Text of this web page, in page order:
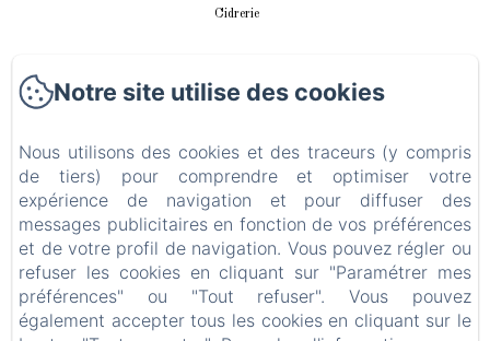
Cidrerie
Instalación fotovoltaica
Politique de confidentialité
Informations légales
Informations sur les cookies
Notre site utilise des cookies
Nous utilisons des cookies et des traceurs (y compris
de tiers) pour comprendre et optimiser votre
expérience de navigation et pour diffuser des
messages publicitaires en fonction de vos préférences
et de votre profil de navigation. Vous pouvez régler ou
refuser les cookies en cliquant sur "Paramétrer mes
préférences" ou "Tout refuser". Vous pouvez
également accepter tous les cookies en cliquant sur le